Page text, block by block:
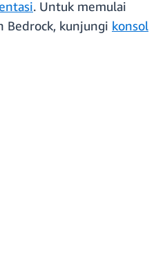
. Untuk memulai
Bedrock, kunjungi konsol